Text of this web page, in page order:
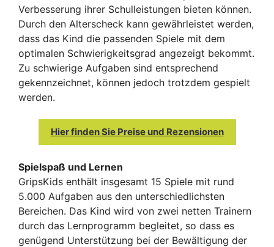
Verbesserung ihrer Schulleistungen bieten können.
Durch den Alterscheck kann gewährleistet werden,
dass das Kind die passenden Spiele mit dem
optimalen Schwierigkeitsgrad angezeigt bekommt.
Zu schwierige Aufgaben sind entsprechend
gekennzeichnet, können jedoch trotzdem gespielt
werden.
Hier finden Sie Preise und Rezensionen
Spielspaß und Lernen
GripsKids enthält insgesamt 15 Spiele mit rund
5.000 Aufgaben aus den unterschiedlichsten
Bereichen. Das Kind wird von zwei netten Trainern
durch das Lernprogramm begleitet, so dass es
genügend Unterstützung bei der Bewältigung der